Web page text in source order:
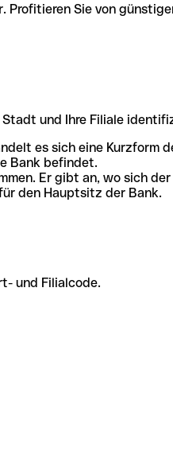
Sie von
Stadt und Ihre Filiale
es sich eine Kurzform
Bank befindet.
Er gibt an, wo sich
den Hauptsitz der Bank.
und Filialcode.